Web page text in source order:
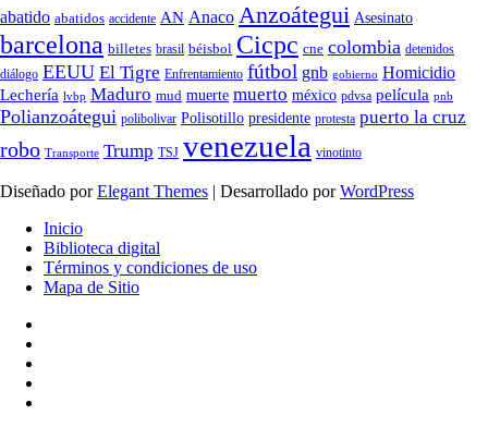
abatido abatidos accidente AN Anaco Anzoátegui Asesinato
barcelona billetes brasil béisbol Cicpc cne colombia detenidos
diálogo EEUU El Tigre Enfrentamiento fútbol gnb gobierno Homicidio
Lechería lvbp Maduro mud muerte muerto méxico pdvsa película pnb
Polianzoátegui polibolivar Polisotillo presidente protesta puerto la cruz
robo Transporte Trump TSJ venezuela vinotinto
Diseñado porElegant Themes | Desarrollado porWordPress
Inicio
Biblioteca digital
Términos y condiciones de uso
Mapa de Sitio